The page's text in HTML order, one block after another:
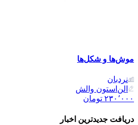
موش‌ها و شکل‌ها
نردبان
الن‌استون والش
۲۳۰٬۰۰۰ تومان
دریافت جدیدترین‌ اخبار